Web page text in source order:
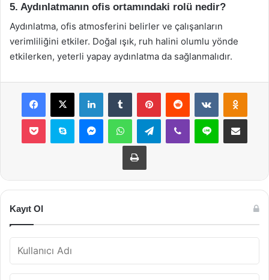
5. Aydınlatmanın ofis ortamındaki rolü nedir?
Aydınlatma, ofis atmosferini belirler ve çalışanların
verimliliğini etkiler. Doğal ışık, ruh halini olumlu yönde
etkilerken, yeterli yapay aydınlatma da sağlanmalıdır.
Facebook
X LinkedInTumblr PinterestReddit VKontakte
Pocket Skype MessengerWhatsAppTelegramViber Line E-Posta ile
Yazdır
Kayıt Ol